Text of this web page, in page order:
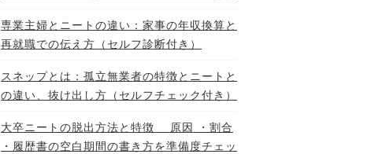
専業主婦とニートの違い：家事の年収換算と
再就職での伝え方（セルフ診断付き）
スネップとは：孤立無業者の特徴とニートと
の違い、抜け出し方（セルフチェック付き）
大卒ニートの脱出方法と特徴 原因 ・割合
・履歴書の空白期間の書き方を準備度チェッ